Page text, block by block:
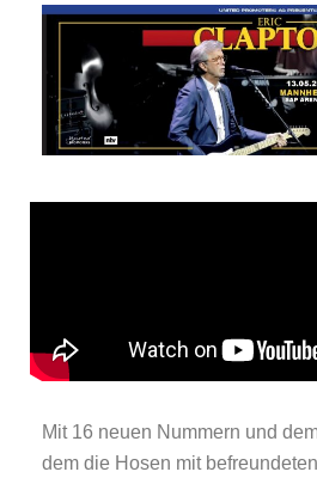
Mit 16 neuen Nummern und
dem die Hosen mit